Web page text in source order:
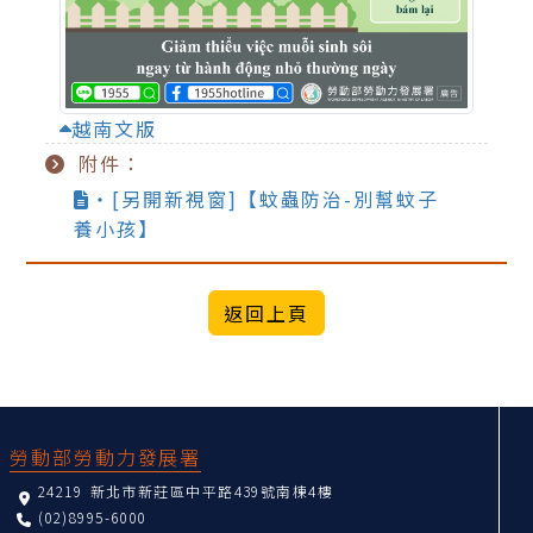
越南文版
附件：
‧[另開新視窗]【蚊蟲防治-別幫蚊子
養小孩】
勞動部勞動力發展署
24219 新北市新莊區中平路439號南棟4樓
(02)8995-6000